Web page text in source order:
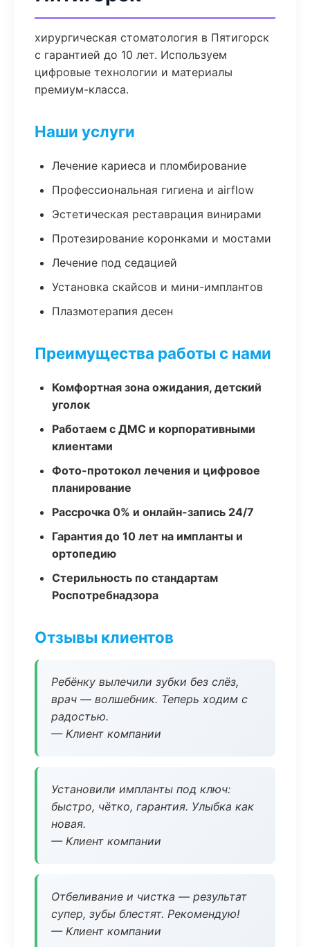
хирургическая стоматология в Пятигорск
с гарантией до 10 лет. Используем
цифровые технологии и материалы
премиум-класса.
Наши услуги
Лечение кариеса и пломбирование
Профессиональная гигиена и airflow
Эстетическая реставрация винирами
Протезирование коронками и мостами
Лечение под седацией
Установка скайсов и мини-имплантов
Плазмотерапия десен
Преимущества работы с нами
Комфортная зона ожидания, детский
уголок
Работаем с ДМС и корпоративными
клиентами
Фото-протокол лечения и цифровое
планирование
Рассрочка 0% и онлайн-запись 24/7
Гарантия до 10 лет на импланты и
ортопедию
Стерильность по стандартам
Роспотребнадзора
Отзывы клиентов
Ребёнку вылечили зубки без слёз,
врач — волшебник. Теперь ходим с
радостью.
— Клиент компании
Установили импланты под ключ:
быстро, чётко, гарантия. Улыбка как
новая.
— Клиент компании
Отбеливание и чистка — результат
супер, зубы блестят. Рекомендую!
— Клиент компании